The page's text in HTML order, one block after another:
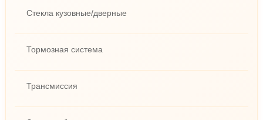
Стекла кузовные/дверные
Тормозная система
Трансмиссия